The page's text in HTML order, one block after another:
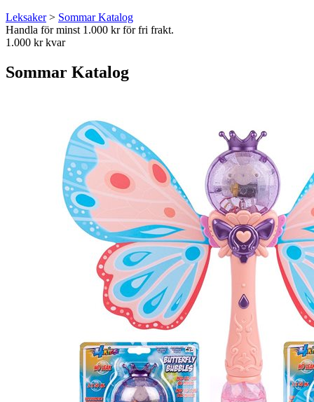
Leksaker> Sommar Katalog
Handla för minst 1.000 kr för fri frakt.
1.000 kr kvar
Sommar Katalog